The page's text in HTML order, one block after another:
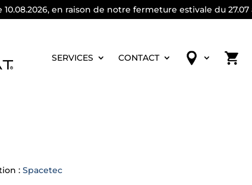
en raison de notre fermeture estivale du 27.07
SERVICES CONTACT
: Spacetec